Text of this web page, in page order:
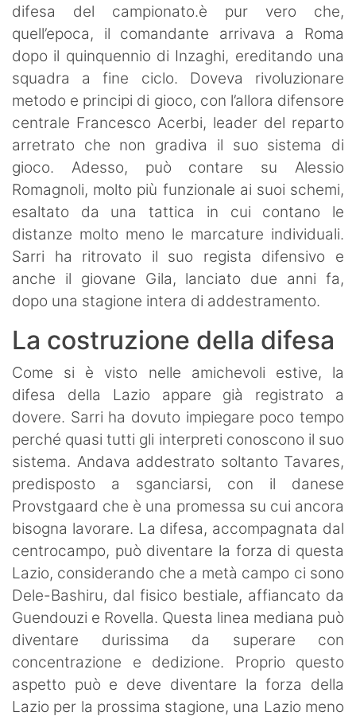
difesa del campionato.è pur vero che,
quell’epoca, il comandante arrivava a Roma
dopo il quinquennio di Inzaghi, ereditando una
squadra a fine ciclo. Doveva rivoluzionare
metodo e principi di gioco, con l’allora difensore
centrale Francesco Acerbi, leader del reparto
arretrato che non gradiva il suo sistema di
gioco. Adesso, può contare su Alessio
Romagnoli, molto più funzionale ai suoi schemi,
esaltato da una tattica in cui contano le
distanze molto meno le marcature individuali.
Sarri ha ritrovato il suo regista difensivo e
anche il giovane Gila, lanciato due anni fa,
dopo una stagione intera di addestramento.
La costruzione della difesa
Come si è visto nelle amichevoli estive, la
difesa della Lazio appare già registrato a
dovere. Sarri ha dovuto impiegare poco tempo
perché quasi tutti gli interpreti conoscono il suo
sistema. Andava addestrato soltanto Tavares,
predisposto a sganciarsi, con il danese
Provstgaard che è una promessa su cui ancora
bisogna lavorare. La difesa, accompagnata dal
centrocampo, può diventare la forza di questa
Lazio, considerando che a metà campo ci sono
Dele-Bashiru, dal fisico bestiale, affiancato da
Guendouzi e Rovella. Questa linea mediana può
diventare durissima da superare con
concentrazione e dedizione. Proprio questo
aspetto può e deve diventare la forza della
Lazio per la prossima stagione, una Lazio meno